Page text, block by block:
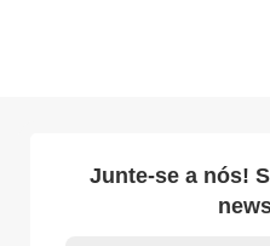
Junte-se a nós!